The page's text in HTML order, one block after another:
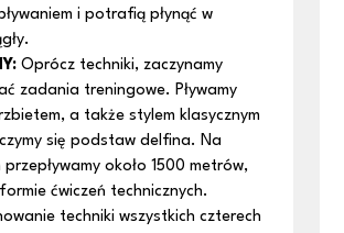
i potrafią płynąć w
Oprócz techniki, zaczynamy
zadania treningowe. Pływamy
a także stylem klasycznym
się podstaw delfina. Na
około 1500 metrów,
ćwiczeń technicznych.
techniki wszystkich czterech